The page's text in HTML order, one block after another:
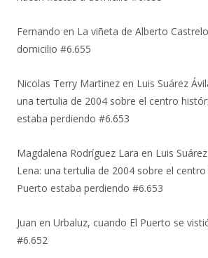
Fernando en La viñeta de Alberto
domicilio #6.655
Nicolas Terry Martinez en Luis Suárez
una tertulia de 2004 sobre el centro
estaba perdiendo #6.653
Magdalena Rodríguez Lara en Luis
Lena: una tertulia de 2004 sobre el
Puerto estaba perdiendo #6.653
Juan en Urbaluz, cuando El Puerto se
#6.652